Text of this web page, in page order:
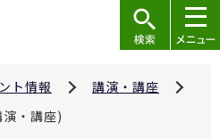
ト情報
講演・講座
・講座)